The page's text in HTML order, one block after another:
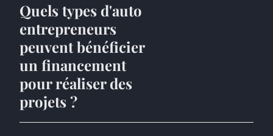
Quels types d'auto
entrepreneurs
peuvent bénéficier
un financement
pour réaliser des
projets ?